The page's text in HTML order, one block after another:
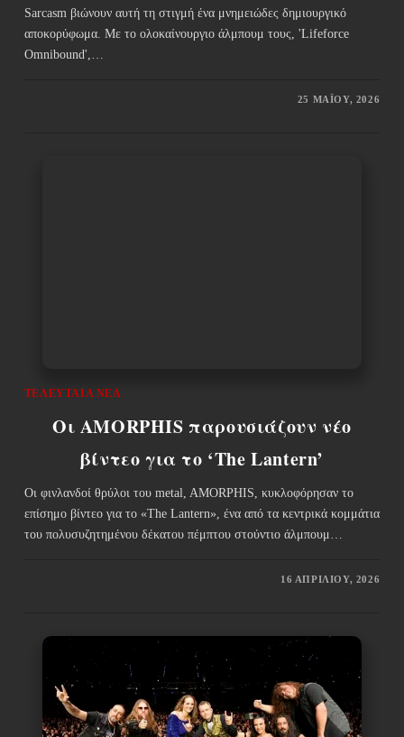
Sarcasm βιώνουν αυτή τη στιγμή ένα μνημειώδες δημιουργικό
αποκορύφωμα. Με το ολοκαίνουργιο άλμπουμ τους, 'Lifeforce
Omnibound',…
25 ΜΑΪ́ΟΥ, 2026
ΤΕΛΕΥΤΑΊΑ ΝΈΑ
Οι AMORPHIS παρουσιάζουν νέο
βίντεο για το ‘The Lantern’
Οι φινλανδοί θρύλοι του metal, AMORPHIS, κυκλοφόρησαν το
επίσημο βίντεο για το «The Lantern», ένα από τα κεντρικά κομμάτια
του πολυσυζητημένου δέκατου πέμπτου στούντιο άλμπουμ…
16 ΑΠΡΙΛΊΟΥ, 2026